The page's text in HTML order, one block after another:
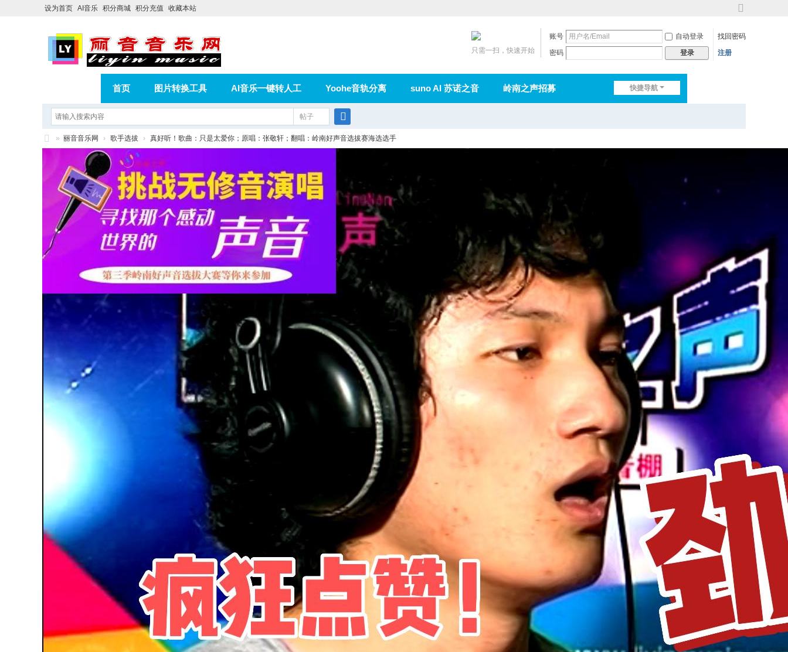
设为首页 AI音乐 积分商城 积分充值 收藏本站
到
账号 自动登录
找回密码
密码
登录 注册
只需一扫，快速开始
快捷导航
首页 图片转换工具 AI音乐一键转人工 Yoohe音轨分离 suno AI 苏诺之音 岭南之声招募
在线论坛
相册 分享 记录
帖子
搜
索
» 丽音音乐网 › 歌手选拔 › 真好听！歌曲：只是太爱你；原唱：张敬轩；翻唱：岭南好声音选拔赛海选选手